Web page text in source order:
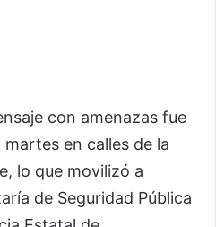
con amenazas fue
en calles de la
lo que movilizó a
de Seguridad Pública